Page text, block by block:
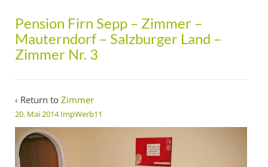
Pension Firn Sepp – Zimmer –
Mauterndorf – Salzburger Land –
Zimmer Nr. 3
‹ Return to Zimmer
20. Mai 2014 ImpWerb11